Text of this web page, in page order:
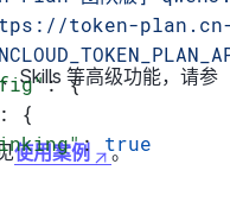
token-plan.cn-
: {
: {
: true
Skills 等高级功能，请参
使用案例 。